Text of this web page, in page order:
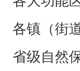
各镇（街
省级自然